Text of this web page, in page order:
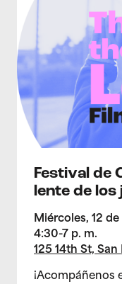
Festival de
lente de los
Miércoles, 12
4:30-7 p. m.
125 14th St, San
¡Acompáñenos